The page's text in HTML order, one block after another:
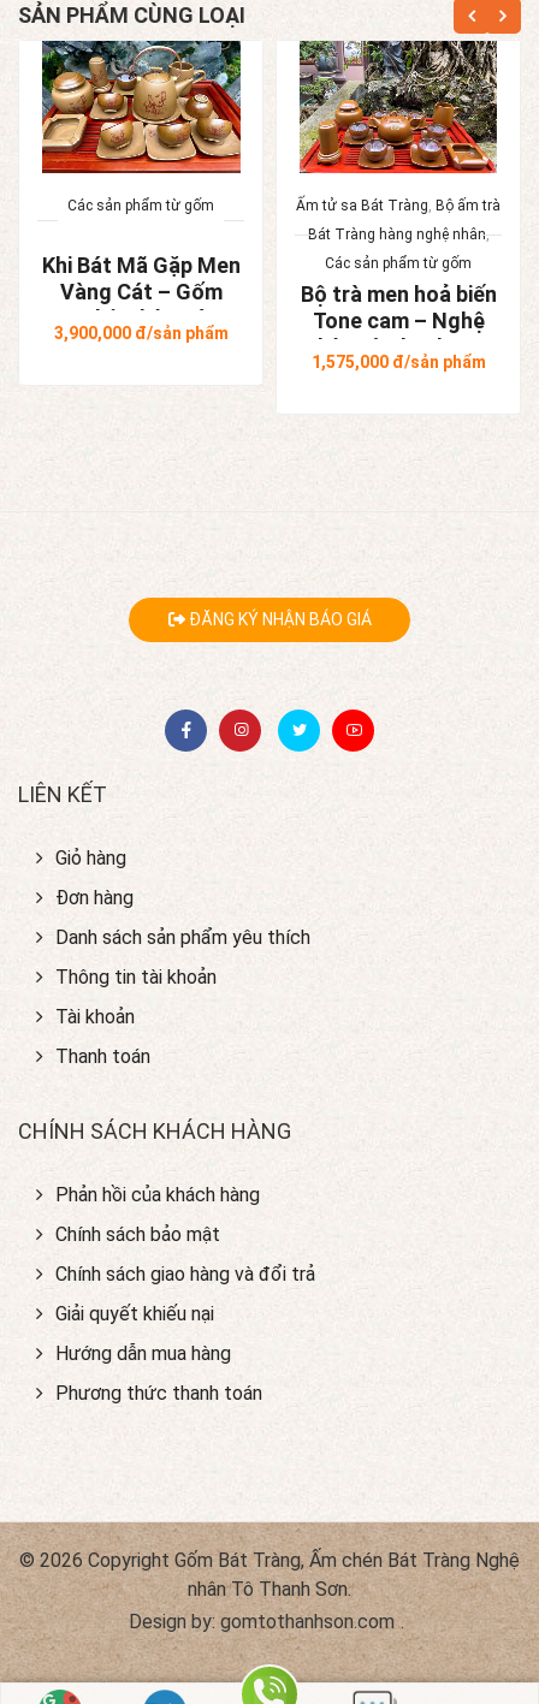
SẢN PHẨM CÙNG LOẠI
Các sản phẩm từ gốm
Khi Bát Mã Gặp Men
Vàng Cát – Gốm
Nghệ Nhân Bát
Tràng
3,900,000đ/sản phẩm
Ấm tử sa Bát Tràng Bộ ấm trà
Bát Tràng hàng nghệ nhân,
Các sản phẩm từ gốm
Bộ trà men hoả biến
Tone cam – Nghệ
nhân Tô Thanh Sơn
1,575,000đ/sản phẩm
ĐĂNG KÝ NHẬN BÁO GIÁ
LIÊN KẾT
Giỏ hàng
Đơn hàng
Danh sách sản phẩm yêu thích
Thông tin tài khoản
Tài khoản
Thanh toán
CHÍNH SÁCH KHÁCH HÀNG
Phản hồi của khách hàng
Chính sách bảo mật
Chính sách giao hàng và đổi trả
Giải quyết khiếu nại
Hướng dẫn mua hàng
Phương thức thanh toán
© 2026 Copyright Gốm Bát Tràng, Ấm chén Bát Tràng Nghệ
nhân Tô Thanh Sơn.
Design by: gomtothanhson.com